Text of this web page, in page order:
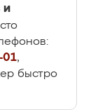
и
01,
быстро